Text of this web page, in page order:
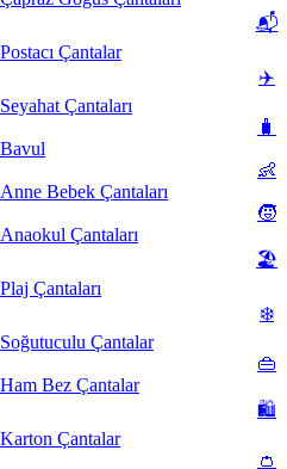
📬
Postacı Çantalar
✈️
Seyahat Çantaları
🧳
Bavul
👶
Anne Bebek Çantaları
🧒
Anaokul Çantaları
🏖️
Plaj Çantaları
❄️
Soğutuculu Çantalar
👜
Ham Bez Çantalar
🛍️
Karton Çantalar
👛